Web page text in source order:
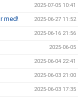
2025-07-05 10:41
med! 2025-06-27 11:52
2025-06-16 21:56
2025-06-05
2025-06-04 22:41
2025-06-03 21:00
2025-06-03 17:35